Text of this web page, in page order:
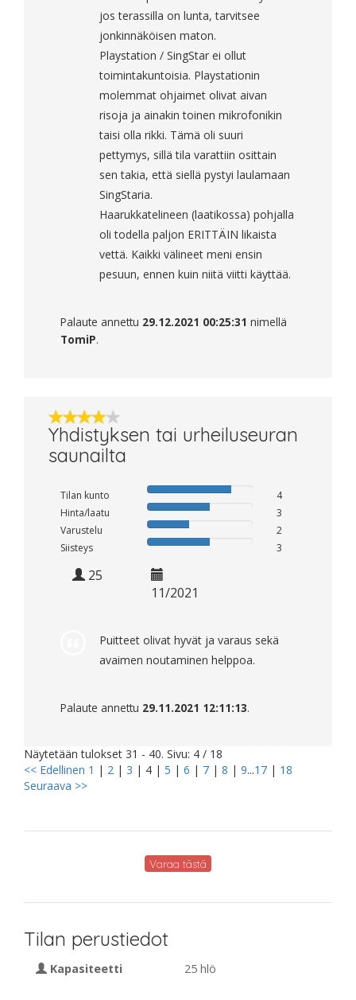
jos terassilla on lunta, tarvitsee
jonkinnäköisen maton.
Playstation / SingStar ei ollut
toimintakuntoisia. Playstationin
molemmat ohjaimet olivat aivan
risoja ja ainakin toinen mikrofonikin
taisi olla rikki. Tämä oli suuri
pettymys, sillä tila varattiin osittain
sen takia, että siellä pystyi laulamaan
SingStaria.
Haarukkatelineen (laatikossa) pohjalla
oli todella paljon ERITTÄIN likaista
vettä. Kaikki välineet meni ensin
pesuun, ennen kuin niitä viitti käyttää.
Palaute annettu 29.12.2021 00:25:31 nimellä
TomiP.
Yhdistyksen tai urheiluseuran
saunailta
Tilan kunto
4
Hinta/laatu
3
Varustelu
2
Siisteys
3
25
11/2021
Puitteet olivat hyvät ja varaus sekä
avaimen noutaminen helppoa.
Palaute annettu 29.11.2021 12:11:13.
Näytetään tulokset 31 - 40. Sivu: 4 / 18
<< Edellinen 1 | 2 | 3 | 4 | 5 | 6 | 7 | 8 | 9...17 | 18
Seuraava >>
Varaa tästä
Tilan perustiedot
Kapasiteetti 25 hlö